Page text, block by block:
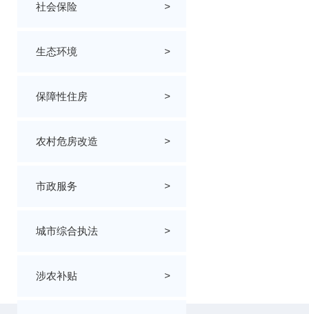
社会保险 >
生态环境 >
保障性住房 >
农村危房改造 >
市政服务 >
城市综合执法 >
涉农补贴 >